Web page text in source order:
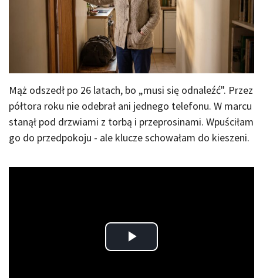
Mąż odszedł po 26 latach, bo „musi się odnaleźć". Przez
półtora roku nie odebrał ani jednego telefonu. W marcu
stanął pod drzwiami z torbą i przeprosinami. Wpuściłam
go do przedpokoju - ale klucze schowałam do kieszeni.
Play